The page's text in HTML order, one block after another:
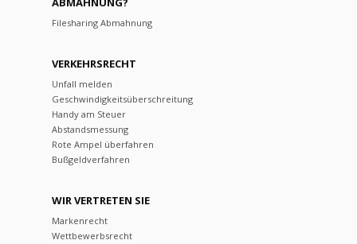
Filesharing Abmahnung
VERKEHRSRECHT
Unfall melden
Geschwindigkeitsüberschreitung
Handy am Steuer
Abstandsmessung
Rote Ampel überfahren
Bußgeldverfahren
WIR VERTRETEN SIE
Markenrecht
Wettbewerbsrecht